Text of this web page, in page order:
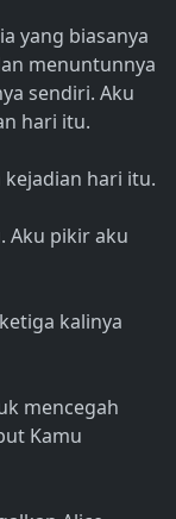
yang biasanya
menuntunnya
sendiri. Aku
hari itu.
kejadian hari itu.
Aku pikir aku
kalinya
mencegah
Kamu